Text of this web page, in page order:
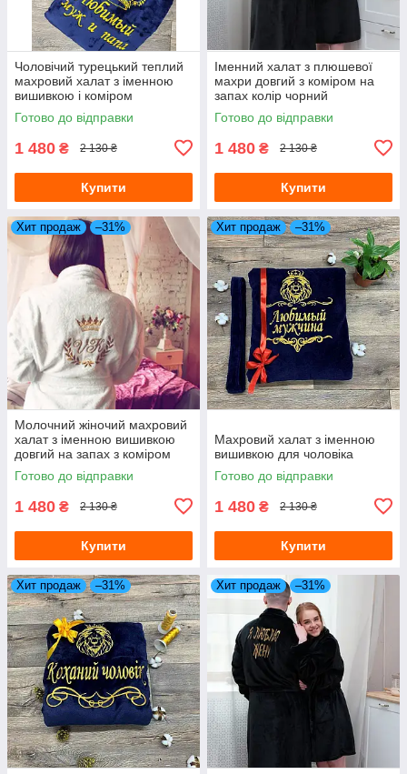
Чоловічий турецький теплий
махровий халат з іменною
вишивкою і коміром
Готово до відправки
1 480 ₴ 2 130 ₴
Купити
Іменний халат з плюшевої
махри довгий з коміром на
запах колір чорний
Готово до відправки
1 480 ₴ 2 130 ₴
Купити
Хит продаж –31%
Молочний жіночий махровий
халат з іменною вишивкою
довгий на запах з коміром
Готово до відправки
1 480 ₴ 2 130 ₴
Купити
Хит продаж –31%
Махровий халат з іменною
вишивкою для чоловіка
Готово до відправки
1 480 ₴ 2 130 ₴
Купити
Хит продаж –31% Хит продаж –31%